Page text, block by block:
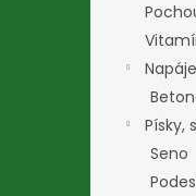
Písky,
Seno